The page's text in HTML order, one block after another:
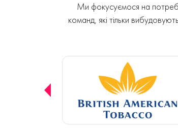
Ми фокусуємося на
команд, які тільки